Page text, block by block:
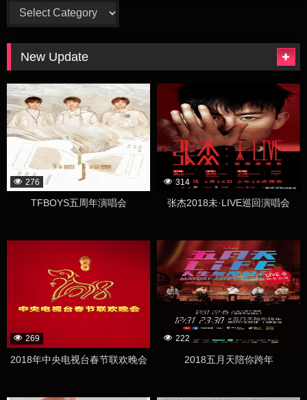
Categories
New Update
276
TFBOYS五周年演唱会
314
张杰2018未·LIVE巡回演唱会
269
2018年中央电视台春节联欢晚会
222
2018五月天陪你跨年